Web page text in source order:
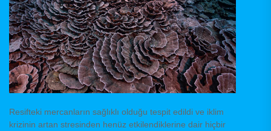
Resifteki mercanların sağlıklı olduğu tespit edildi ve iklim
krizinin artan stresinden henüz etkilendiklerine dair hiçbir